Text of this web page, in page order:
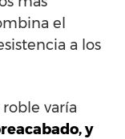
el
a los
varía
y